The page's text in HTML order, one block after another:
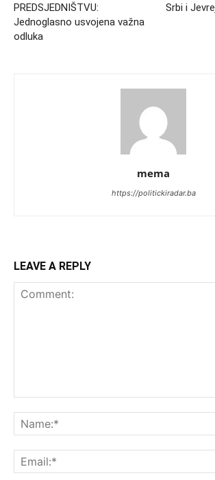
PREDSJEDNIŠTVU:
Jednoglasno usvojena važna
odluka
Srbi i
mema
https://politickiradar.ba
LEAVE A REPLY